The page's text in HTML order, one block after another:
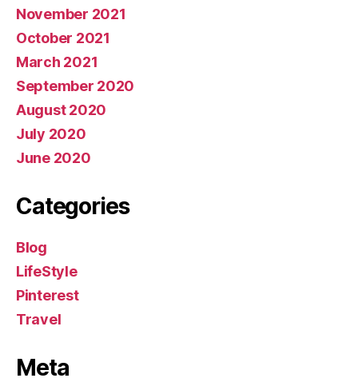
November 2021
October 2021
March 2021
September 2020
August 2020
July 2020
June 2020
Categories
Blog
LifeStyle
Pinterest
Travel
Meta